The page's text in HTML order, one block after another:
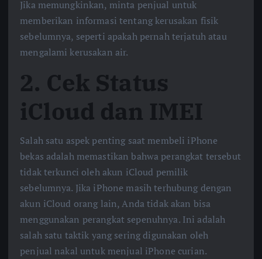
Jika memungkinkan, minta penjual untuk
memberikan informasi tentang kerusakan fisik
sebelumnya, seperti apakah pernah terjatuh atau
mengalami kerusakan air.
2. Cek Status
iCloud dan IMEI
Salah satu aspek penting saat membeli iPhone
bekas adalah memastikan bahwa perangkat tersebut
tidak terkunci oleh akun iCloud pemilik
sebelumnya. Jika iPhone masih terhubung dengan
akun iCloud orang lain, Anda tidak akan bisa
menggunakan perangkat sepenuhnya. Ini adalah
salah satu taktik yang sering digunakan oleh
penjual nakal untuk menjual iPhone curian.